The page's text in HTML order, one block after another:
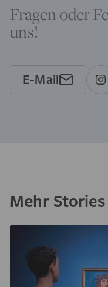
Fragen oder
uns!
E-Mail
Mehr Stories